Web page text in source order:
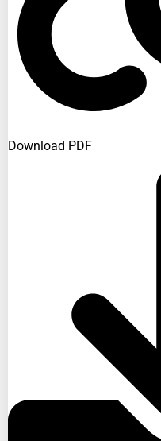
Download PDF